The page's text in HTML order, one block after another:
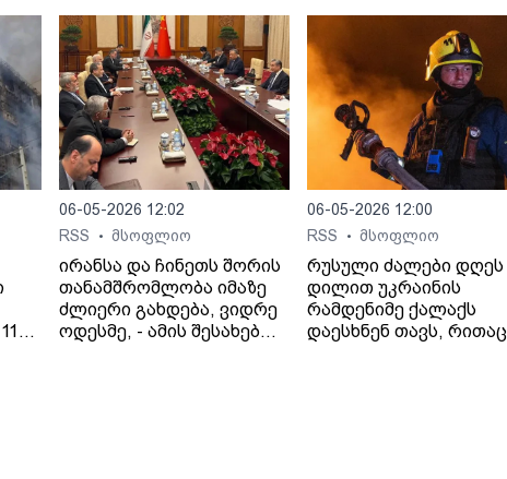
შეტევითი ოპერაციების
ფაზაში გადავალთ.
06-05-2026 12:02
RSS
• მსოფლიო
ირანსა და ჩინეთს შორის
თანამშრომლობა იმაზე
ძლიერი გახდება, ვიდრე
ოდესმე, - ამის შესახებ
06-05-2026 12:00
RSS
• მსოფლიო
რუსული ძალები დღეს
დილით უკრაინის
რამდენიმე ქალაქს
დაესხნენ თავს, რითაც